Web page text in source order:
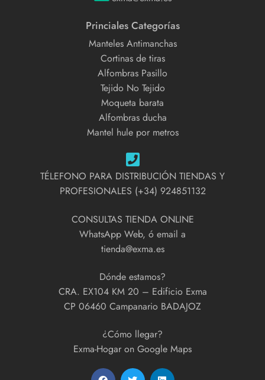
Princiales Categorías
Manteles Antimanchas
Cortinas de tiras
Alfombras Pasillo
Tejido No Tejido
Moqueta barata
Alfombras ducha
Mantel hule por metros
TÉLEFONO PARA DISTRIBUCIÓN TIENDAS Y
PROFESIONALES (+34) 924851132
CONSULTAS TIENDA ONLINE
WhatsApp Web, ó email a
tienda@exma.es
Dónde estamos?
CRA. EX104 KM 20 – Edificio Exma
CP 06460 Campanario BADAJOZ
¿Cómo llegar?
Exma-Hogar on Google Maps